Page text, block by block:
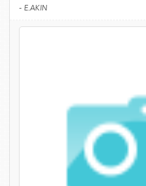
- E.AKIN